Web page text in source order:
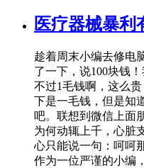
医疗器械暴利
趁着周末小编去修电
了一下，说100块钱
不过1毛钱啊，这么
下是一毛钱，但是知
吧。联想到微信上面
为何动辄上千，心脏
心只能说一句：呵呵
作为一位严谨的小编